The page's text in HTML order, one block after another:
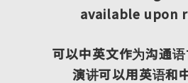
available upon
可以中英文作为沟通语
演讲可以用英语和